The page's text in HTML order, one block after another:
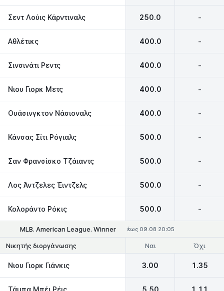
Σεντ Λούις Κάρντιναλς 250.0 -
Αθλέτικς 400.0 -
Σινσινάτι Ρεντς 400.0 -
Νιου Γιορκ Μετς 400.0 -
Ουάσινγκτον Νάσιοναλς 400.0 -
Κάνσας Σίτι Ρόγιαλς 500.0 -
Σαν Φρανσίσκο Τζάιαντς 500.0 -
Λος Άντζελες Έιντζελς 500.0 -
Κολοράντο Ρόκις 500.0 -
MLB. American League. Winner έως 09.08 20:05
Νικητής διοργάνωσης Ναι Όχι
Νιου Γιορκ Γιάνκις 3.00 1.35
Τάμπα Μπέι Ρέις 5.50 1.11